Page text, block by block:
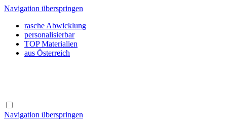
Navigation überspringen
rasche Abwicklung
personalisierbar
TOP Materialien
aus Österreich
Navigation überspringen